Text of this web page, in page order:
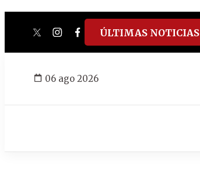
twitterinstagram
facebook
tiktokyoutube
spotify
ÚLTIMAS NOTICIAS
06 ago 2026